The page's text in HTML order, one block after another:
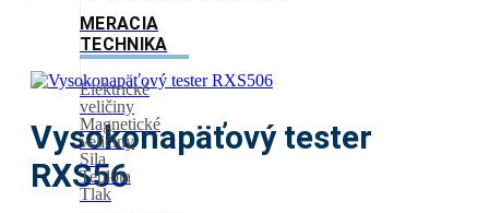
MERACIA
TECHNIKA
Elektrické
veličiny
Magnetické
veličiny
Sila
Teplota
Tlak
Vysokonapäťový tester
RXS56